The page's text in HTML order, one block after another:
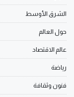
الشرق الأوسط
حول العالم
عالم الاقتصاد
رياضة
فنون وثقافة